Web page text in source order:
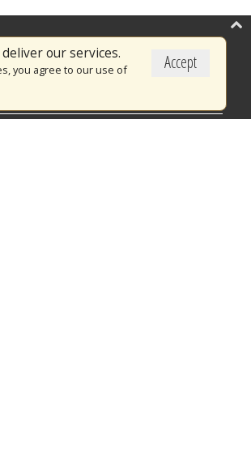
Accept
our services.
you agree to our use of
Σώμα